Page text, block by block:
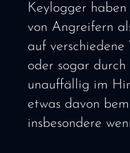
Keylogger
von Angreifern
auf
oder sogar
unauffällig im
etwas davon
insbesondere